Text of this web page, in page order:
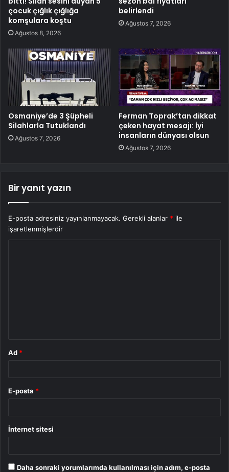
çocuk çığlık çığlığa
komşulara koştu
Ağustos 8, 2026
belirlendi
Ağustos 7, 2026
Osmaniye’de 3 Şüpheli
Silahlarla Tutuklandı
Ağustos 7, 2026
Ferman Toprak’tan dikkat
çeken hayat mesajı: İyi
insanların dünyası olsun
Ağustos 7, 2026
Bir yanıt yazın
E-posta adresiniz yayınlanmayacak. Gerekli alanlar * ile
işaretlenmişlerdir
Ad *
E-posta *
İnternet sitesi
Daha sonraki yorumlarımda kullanılması için adım, e-posta